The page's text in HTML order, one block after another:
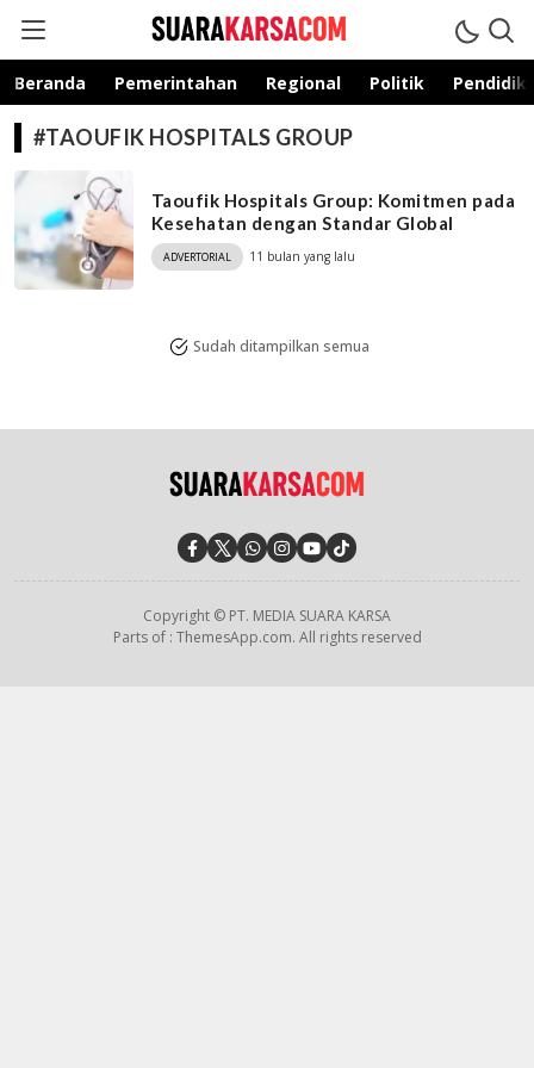
suarakarsa.com
Informasi terpercaya
Beranda Pemerintahan Regional Politik
#TAOUFIK HOSPITALS GROUP
Taoufik Hospitals Group: Komitmen pada
Kesehatan dengan Standar Global
ADVERTORIAL 11 bulan yang lalu
Sudah ditampilkan semua
Copyright © PT. MEDIA SUARA KARSA
Parts of : ThemesApp.com. All rights reserved